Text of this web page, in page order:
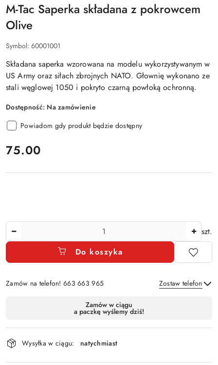
M-Tac Saperka składana z pokrowcem
Olive
Symbol: 60001001
Składana saperka wzorowana na modelu wykorzystywanym w
US Army oraz siłach zbrojnych NATO. Głownię wykonano ze
stali węglowej 1050 i pokryto czarną powłoką ochronną.
Dostępność: Na zamówienie
Powiadom gdy produkt będzie dostępny
cena:
75.00
szt.
Do koszyka
Zamów na telefon! 663 663 965 Zostaw telefon
Wyślij
dostawa
Zamów w ciągu
a paczkę wyślemy dziś!
Wysyłka w ciągu: natychmiast